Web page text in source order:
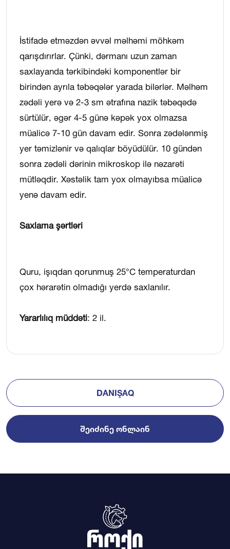
İstifadə etməzdən əvvəl məlhəmi möhkəm
qarışdırırlar. Çünki, dərmanı uzun zaman
saxlayanda tərkibindəki komponentlər bir
birindən ayrıla təbəqələr yarada bilərlər. Məlhəm
zədəli yerə və 2-3 sm ətrafına nazik təbəqədə
sürtülür, əgər 4-5 günə kəpək yox olmazsa
müalicə 7-10 gün davam edir. Sonra zədələnmiş
yer təmizlənir və qalıqlar böyüdülür. 10 gündən
sonra zədəli dərinin mikroskop ilə nəzarəti
mütləqdir. Xəstəlik tam yox olmayıbsa müalicə
yenə davam edir.
Saxlama şərtləri
Quru, işıqdan qorunmuş 25°C temperaturdan
çox hərarətin olmadığı yerdə saxlanılır.
Yararlılıq müddəti: 2 il.
DANIŞAQ
ᲨᲔᲘᲫᲘᲜᲔ ᲝᲜᲚᲐᲘᲜ